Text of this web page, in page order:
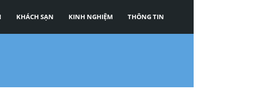
KHÁCH SẠN KINH NGHIỆM THÔNG TIN